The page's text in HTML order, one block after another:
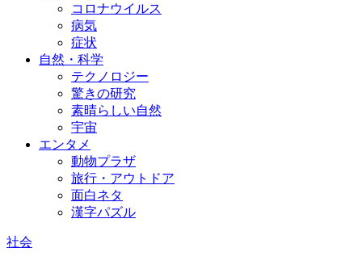
コロナウイルス
病気
症状
自然・科学
テクノロジー
驚きの研究
素晴らしい自然
宇宙
エンタメ
動物プラザ
旅行・アウトドア
面白ネタ
漢字パズル
社会